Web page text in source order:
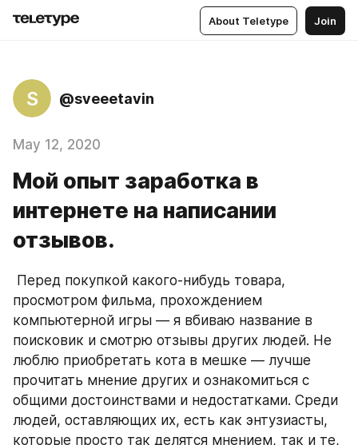
About Teletype Join
S @sveeetavin
May 12, 2020
Мой опыт заработка в
интернете на написании
отзывов.
просмотром фильма, прохождением
компьютерной игры — я вбиваю название в
поисковик и смотрю отзывы других людей. Не
люблю приобретать кота в мешке — лучше
прочитать мнение других и ознакомиться с
общими достоинствами и недостатками. Среди
людей, оставляющих их, есть как энтузиасты,
которые просто так делятся мнением, так и те,